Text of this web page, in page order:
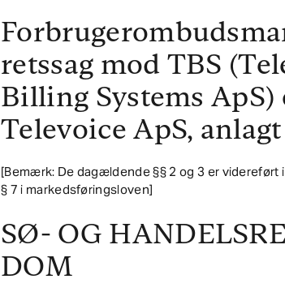
retssag mod TBS
Billing Systems ApS)
Televoice ApS,
[Bemærk: De dagældende §§ 2 og 3 er videreført
§ 7 i markedsføringsloven]
SØ- OG
DOM